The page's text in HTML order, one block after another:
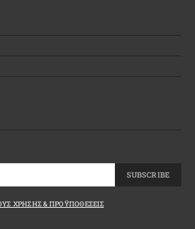
SUBSCRIBE
ΧΡΉΣΗΣ & ΠΡΟΫΠΟΘΈΣΕΙΣ